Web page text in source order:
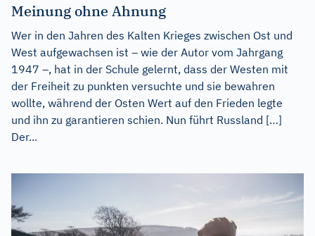
Meinung ohne Ahnung
Wer in den Jahren des Kalten Krieges zwischen Ost und
West aufgewachsen ist – wie der Autor vom Jahrgang
1947 –, hat in der Schule gelernt, dass der Westen mit
der Freiheit zu punkten versuchte und sie bewahren
wollte, während der Osten Wert auf den Frieden legte
und ihn zu garantieren schien. Nun führt Russland […]
Der...